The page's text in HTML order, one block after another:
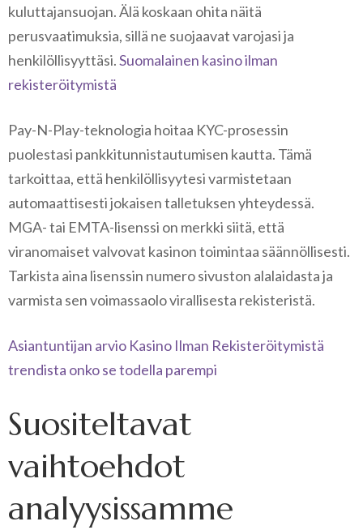
kuluttajansuojan. Älä koskaan ohita näitä
perusvaatimuksia, sillä ne suojaavat varojasi ja
henkilöllisyyttäsi.Suomalainen kasino ilman
rekisteröitymistä
Pay-N-Play-teknologia hoitaa KYC-prosessin
puolestasi pankkitunnistautumisen kautta. Tämä
tarkoittaa, että henkilöllisyytesi varmistetaan
automaattisesti jokaisen talletuksen yhteydessä.
MGA- tai EMTA-lisenssi on merkki siitä, että
viranomaiset valvovat kasinon toimintaa säännöllisesti.
Tarkista aina lisenssin numero sivuston alalaidasta ja
varmista sen voimassaolo virallisesta rekisteristä.
Asiantuntijan arvio Kasino Ilman Rekisteröitymistä
trendista onko se todella parempi
Suositeltavat
vaihtoehdot
analyysissamme